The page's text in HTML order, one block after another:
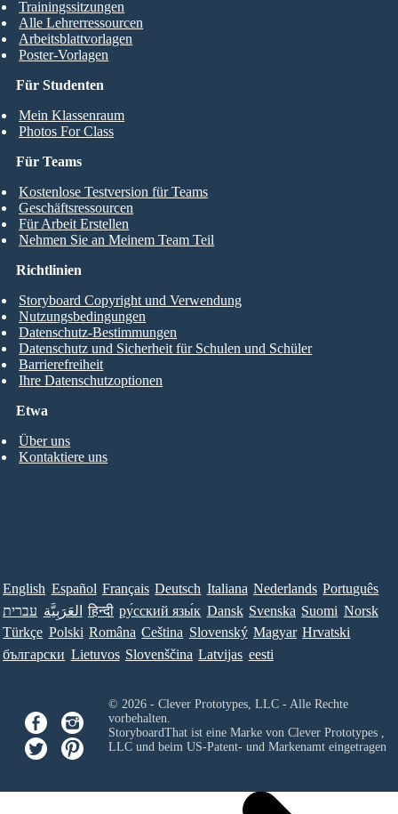
Für Studenten
Mein Klassenraum
Photos For Class
Trainingssitzungen
Alle Lehrerressourcen
Arbeitsblattvorlagen
Poster-Vorlagen
Für Teams
Kostenlose Testversion für Teams
Geschäftsressourcen
Für Arbeit Erstellen
Nehmen Sie an Meinem Team Teil
Etwa
Über uns
Kontaktiere uns
Richtlinien
Storyboard Copyright und Verwendung
Nutzungsbedingungen
Datenschutz-Bestimmungen
Datenschutz und Sicherheit für Schulen und Schüler
Barrierefreiheit
Ihre Datenschutzoptionen
English Español Français Deutsch Italiana Nederlands Português
עברית العَرَبِيَّة हिन्दी ру́сский язы́к Dansk Svenska Suomi Norsk
Türkçe Polski Româna Ceština Slovenský Magyar Hrvatski
български Lietuvos Slovenščina Latvijas eesti
© 2026 - Clever Prototypes, LLC - Alle Rechte
vorbehalten.
StoryboardThat ist eine Marke von Clever Prototypes ,
LLCund beim US-Patent- und Markenamt eingetragen